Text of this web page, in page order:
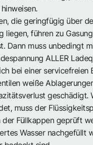
die geringfügig über
liegen, führen zu
Dann muss unbedingt
ALLER
bei einer servicefreien
weiße
geschädigt.
muss der
der Füllkappen geprüft
Wasser nachgefüllt